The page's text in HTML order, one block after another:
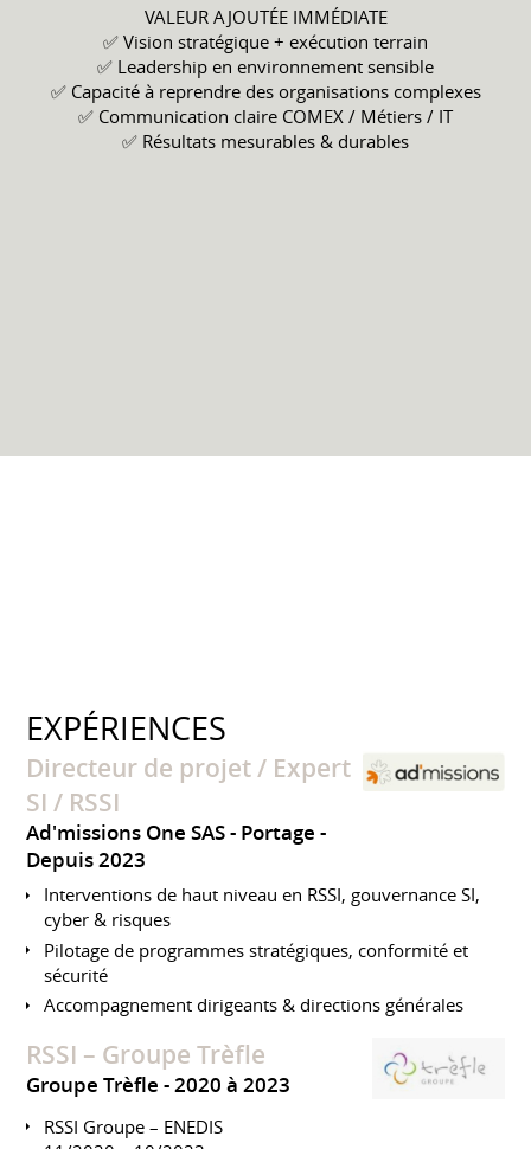
VALEUR AJOUTÉE IMMÉDIATE
✅ Vision stratégique + exécution terrain
✅ Leadership en environnement sensible
✅ Capacité à reprendre des organisations complexes
✅ Communication claire COMEX / Métiers / IT
✅ Résultats mesurables & durables
EXPÉRIENCES
Directeur de projet / Expert
SI / RSSI
Ad'missions One SAS - Portage
Depuis 2023
Interventions de haut niveau en RSSI, gouvernance SI,
cyber & risques
Pilotage de programmes stratégiques, conformité et
sécurité
Accompagnement dirigeants & directions générales
RSSI – Groupe Trèfle
Groupe Trèfle 2020 à 2023
RSSI Groupe – ENEDIS